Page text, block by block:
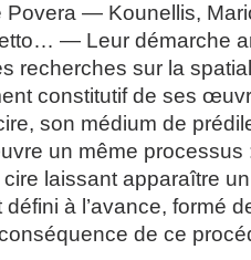
Povera — Kounellis,
— Leur démarche
recherches sur la
constitutif de ses
son médium de
un même processus
laissant apparaître
à l’avance, formé
de ce